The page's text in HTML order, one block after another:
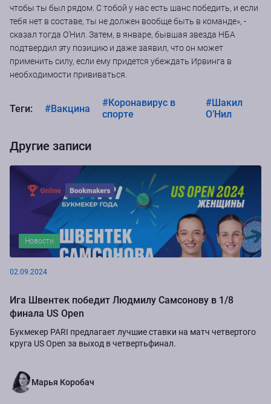
чтобы ты был рядом. С тобой у нас есть шанс победить, и если
тебя нет в составе, ты не должен вообще быть в команде», -
сказал тогда О’Нил. Затем, в январе, бывшая звезда НБА
подтвердил эту позицию и даже заявил, что он может
применить силу, если ему придется убеждать Ирвинга в
необходимости прививаться.
Теги: #Вакцина
#Коронавирус в
спорте
#Шакил
О’Нил
Другие записи
Новости
02.09.2024
Ига Швентек победит Людмилу Самсонову в 1/8
финала US Open
Букмекер PARI предлагает лучшие ставки на матч четвертого
круга US Open за выход в четвертьфинал.
Марья Коробач